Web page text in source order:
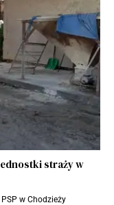
straży w
w Chodzieży